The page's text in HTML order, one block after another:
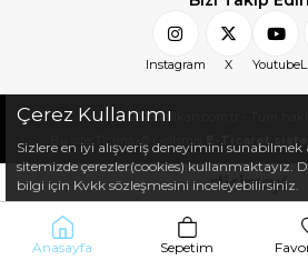
Instagram X Youtube
2025 felikan.com.tr - Tüm
Bu site Ticimax® Gelişmiş
E-Ticaret
Çerez Kullanımı
Sizlere en iyi alışveriş deneyimini sunabilmek
sitemizde çerezler(cookies) kullanmaktayız.
bilgi için Kvkk sözleşmesini inceleyebilirsiniz.
Anasayfa Sepetim